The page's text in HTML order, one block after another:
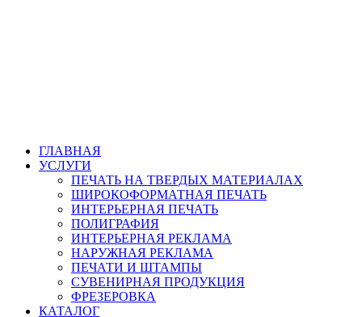
ГЛАВНАЯ
УСЛУГИ
ПЕЧАТЬ НА ТВЕРДЫХ МАТЕРИАЛАХ
ШИРОКОФОРМАТНАЯ ПЕЧАТЬ
ИНТЕРЬЕРНАЯ ПЕЧАТЬ
ПОЛИГРАФИЯ
ИНТЕРЬЕРНАЯ РЕКЛАМА
НАРУЖНАЯ РЕКЛАМА
ПЕЧАТИ И ШТАМПЫ
СУВЕНИРНАЯ ПРОДУКЦИЯ
ФРЕЗЕРОВКА
КАТАЛОГ